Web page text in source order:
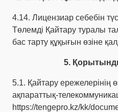
4.14. Лицензиар себебін
Төлемді Қайтару туралы
бас тарту құқығын өзіне
5.
5.1. Қайтару ережелерінің
ақпараттық-
https://tengepro.kz/kk/